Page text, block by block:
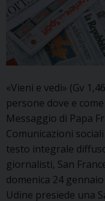
«Vieni e vedi» (Gv
persone dove e
Messaggio di Papa
Comunicazioni
testo integrale
giornalisti, San
domenica 24
Udine presiede una